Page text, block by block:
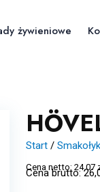
żywieniowe
Start /
Cena netto:24,07
Cena brutto: